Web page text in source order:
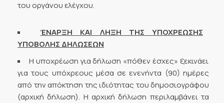
του οργάνου ελέγχου.
ΈΝΑΡΞΗ ΚΑΙ ΛΗΞΗ ΤΗΣ ΥΠΟΧΡΕΩΣΗΣ
ΥΠΟΒΟΛΗΣ ΔΗΛΩΣΕΩΝ
Η υποχρέωση για δήλωση «πόθεν έσχες» ξεκινάει
για τους υπόχρεους μέσα σε ενενήντα (90) ημέρες
από την απόκτηση της ιδιότητας του δημοσιογράφου
(αρχική δήλωση). Η αρχική δήλωση περιλαμβάνει τα